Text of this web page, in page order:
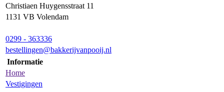
Christiaen Huygensstraat 11
1131 VB Volendam
0299 - 363336
bestellingen@bakkerijvanpooij.nl
Informatie
Home
Vestigingen